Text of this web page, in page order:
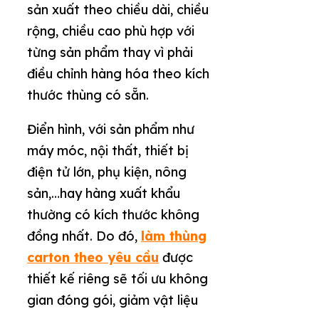
sản xuất theo chiều dài, chiều
rộng, chiều cao phù hợp với
từng sản phẩm thay vì phải
điều chỉnh hàng hóa theo kích
thước thùng có sẵn.
Điển hình, với sản phẩm như
máy móc, nội thất, thiết bị
điện tử lớn, phụ kiện, nông
sản,…hay hàng xuất khẩu
thường có kích thước không
đồng nhất. Do đó, làm thùng
carton theo yêu cầu được
thiết kế riêng sẽ tối ưu không
gian đóng gói, giảm vật liệu